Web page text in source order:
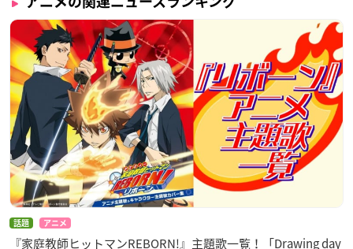
話題 アニメ
『家庭教師ヒットマンREBORN!』主題歌一覧！「Drawing day